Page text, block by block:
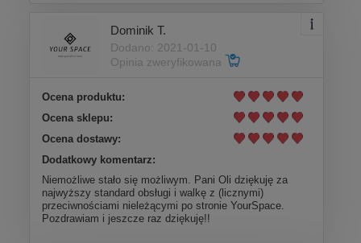
Dominik T.
Dodano: 2021-01-10
Opinia zweryfikowana
Ocena produktu:
Ocena sklepu:
Ocena dostawy:
Dodatkowy komentarz:
Niemożliwe stało się możliwym. Pani Oli dziękuję za
najwyższy standard obsługi i walkę z (licznymi)
przeciwnościami nieleżącymi po stronie YourSpace.
Pozdrawiam i jeszcze raz dziękuję!!